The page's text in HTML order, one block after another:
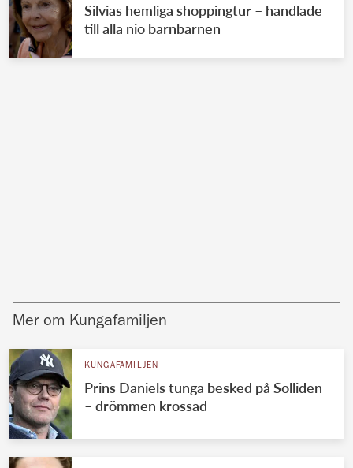
Silvias hemliga shoppingtur – handlade
till alla nio barnbarnen
Mer om Kungafamiljen
KUNGAFAMILJEN
Prins Daniels tunga besked på Solliden
– drömmen krossad